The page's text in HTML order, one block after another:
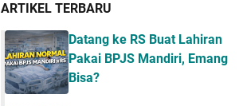
ARTIKEL TERBARU
Datang ke RS Buat Lahiran
Pakai BPJS Mandiri, Emang
Bisa?